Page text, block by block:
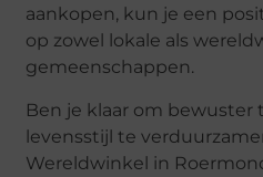
aankopen, kun je een
op zowel lokale als
gemeenschappen.
Ben je klaar om bewuster
levensstijl te
Wereldwinkel in